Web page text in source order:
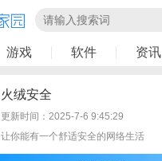
游戏 软件 资讯
火绒安全
更新时间：2025-7-6 9:45:29
让你能有一个舒适安全的网络生活